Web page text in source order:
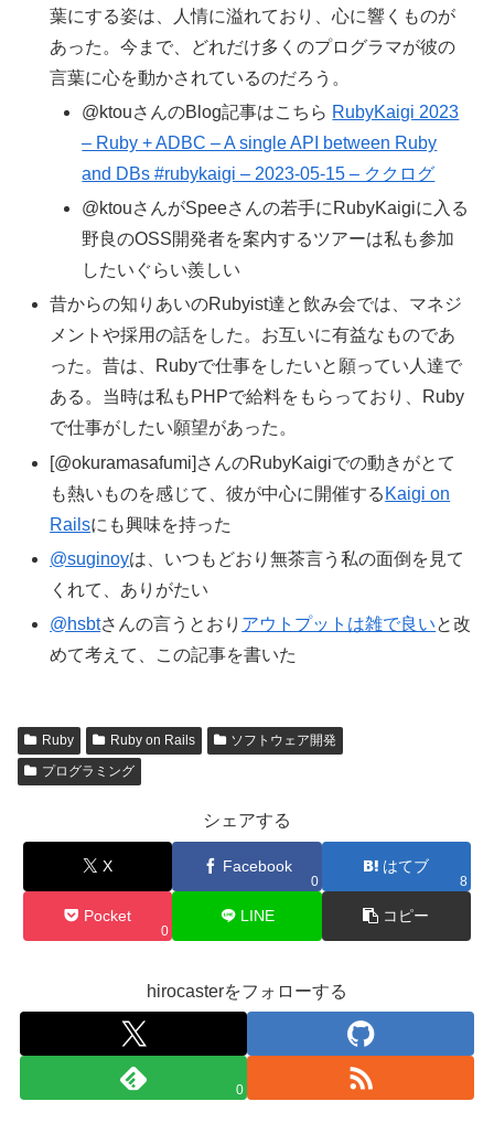
葉にする姿は、人情に溢れており、心に響くものが
あった。今まで、どれだけ多くのプログラマが彼の
言葉に心を動かされているのだろう。
@ktouさんのBlog記事はこちら RubyKaigi 2023
– Ruby + ADBC – A single API between Ruby
and DBs #rubykaigi – 2023-05-15 – ククログ
@ktouさんがSpeeさんの若手にRubyKaigiに入る
野良のOSS開発者を案内するツアーは私も参加
したいぐらい羨しい
昔からの知りあいのRubyist達と飲み会では、マネジ
メントや採用の話をした。お互いに有益なものであ
った。昔は、Rubyで仕事をしたいと願ってい人達で
ある。当時は私もPHPで給料をもらっており、Ruby
で仕事がしたい願望があった。
[@okuramasafumi]さんのRubyKaigiでの動きがとて
も熱いものを感じて、彼が中心に開催する Kaigi on
Railsにも興味を持った
@suginoyは、いつもどおり無茶言う私の面倒を見て
くれて、ありがたい
@hsbtさんの言うとおり アウトプットは雑で良いと改
めて考えて、この記事を書いた
Ruby Ruby on Rails
ソフトウェア開発
プログラミング
シェアする
X Facebook
0
はてブ
8
Pocket
0
LINE コピー
hirocasterをフォローする
0